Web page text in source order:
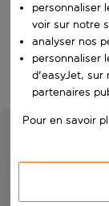
personnaliser
voir sur notre
analyser nos
personnaliser
d'easyJet, sur
partenaires
Pour en savoir